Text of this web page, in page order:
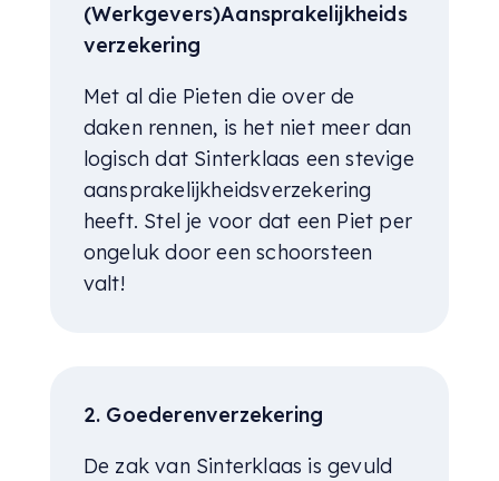
(Werkgevers)Aansprakelijkheids
verzekering
Met al die Pieten die over de
daken rennen, is het niet meer dan
logisch dat Sinterklaas een stevige
aansprakelijkheidsverzekering
heeft. Stel je voor dat een Piet per
ongeluk door een schoorsteen
valt!
2. Goederenverzekering
De zak van Sinterklaas is gevuld